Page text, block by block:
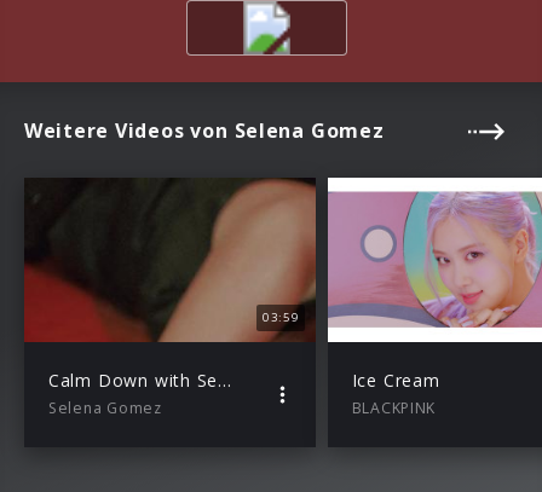
Weitere Videos von Selena Gomez
03:59
Calm Down with Selena Gomez
Selena Gomez
Ice Cream
BLACKPINK